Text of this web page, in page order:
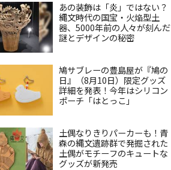
あの装飾は「炎」ではない？
縄文時代の国宝・火焔型土
器、5000年前の人々が刻んだ
謎とデザインの秘密
鳩サブレーの豊島屋が『鳩の
日』（8月10日）限定グッズ
詳細を発表！今年はシリコン
ポーチ「はとっこ」
土偶なりきりパーカーも！青
森の縄文遺跡群で発掘された
土偶がモチーフのキュートな
グッズが新発売